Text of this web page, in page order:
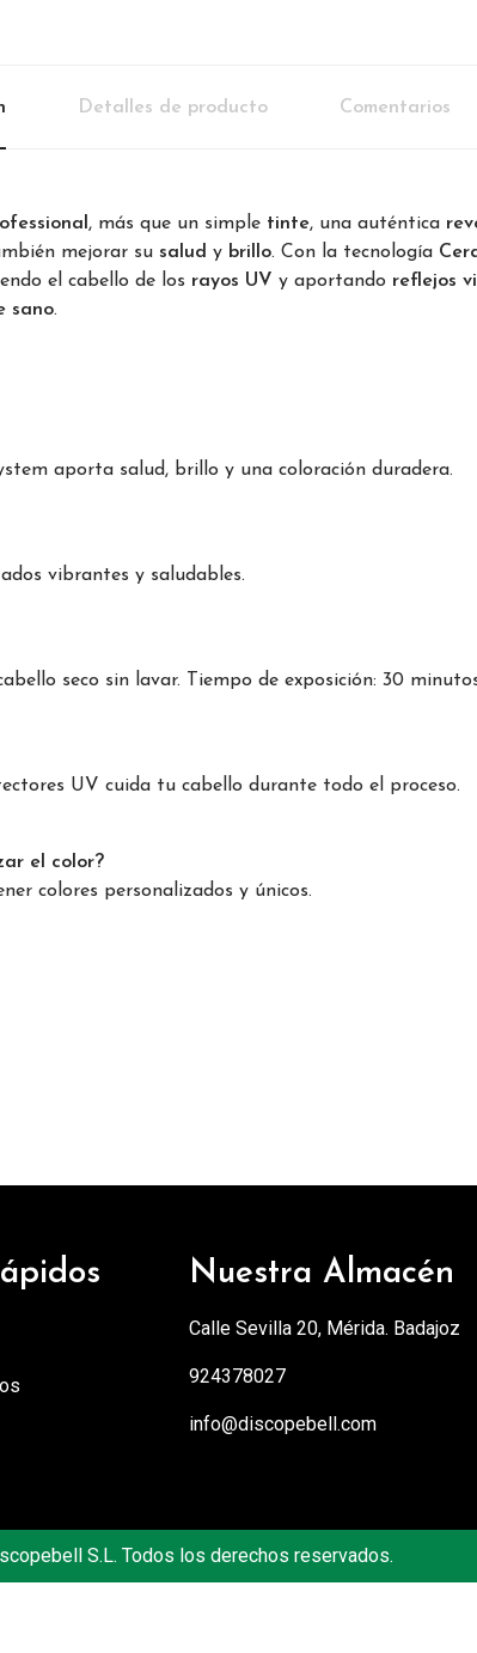
Detalles de producto Comentarios
, más que un simple tinte, una auténtica
mejorar su salud y brillo. Con la tecnología
el cabello de los rayos UV y aportando reflejos
sano.
aporta salud, brillo y una coloración duradera.
vibrantes y saludables.
seco sin lavar. Tiempo de exposición: 30
UV cuida tu cabello durante todo el proceso.
el color?
colores personalizados y únicos.
Nuestra Almacén
Calle Sevilla 20, Mérida. Badajoz
924378027
info@discopebell.com
S.L. Todos los derechos reservados.